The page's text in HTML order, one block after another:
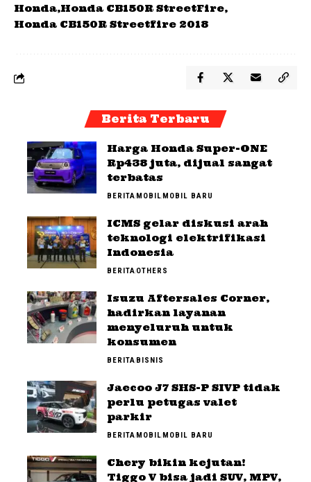
Honda Honda CB150R StreetFire
Honda CB150R Streetfire 2018
Berita Terbaru
Harga Honda Super-ONE
Rp438 juta, dijual sangat
terbatas
BERITAMOBILMOBIL BARU
ICMS gelar diskusi arah
teknologi elektrifikasi
Indonesia
BERITAOTHERS
Isuzu Aftersales Corner,
hadirkan layanan
menyeluruh untuk
konsumen
BERITABISNIS
Jaecoo J7 SHS-P SIVP tidak
perlu petugas valet
parkir
BERITAMOBILMOBIL BARU
Chery bikin kejutan!
Tiggo V bisa jadi SUV, MPV,